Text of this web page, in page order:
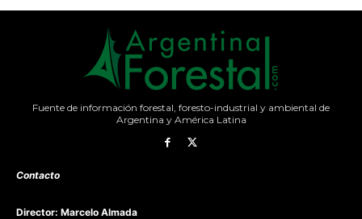
Fuente de información forestal, foresto-industrial y ambiental de
Argentina y América Latina
Contacto
Director: Marcelo Almada